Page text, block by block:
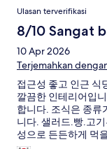
Ulasan terverifikasi
8/10 Sangat
10 Apr 2026
Terjemahkan
접근성 좋고 인근 식
깔끔한 인테리어입
합니다. 조식은 종류
니다. 샐러드.빵.고
성으로 든든하게 먹